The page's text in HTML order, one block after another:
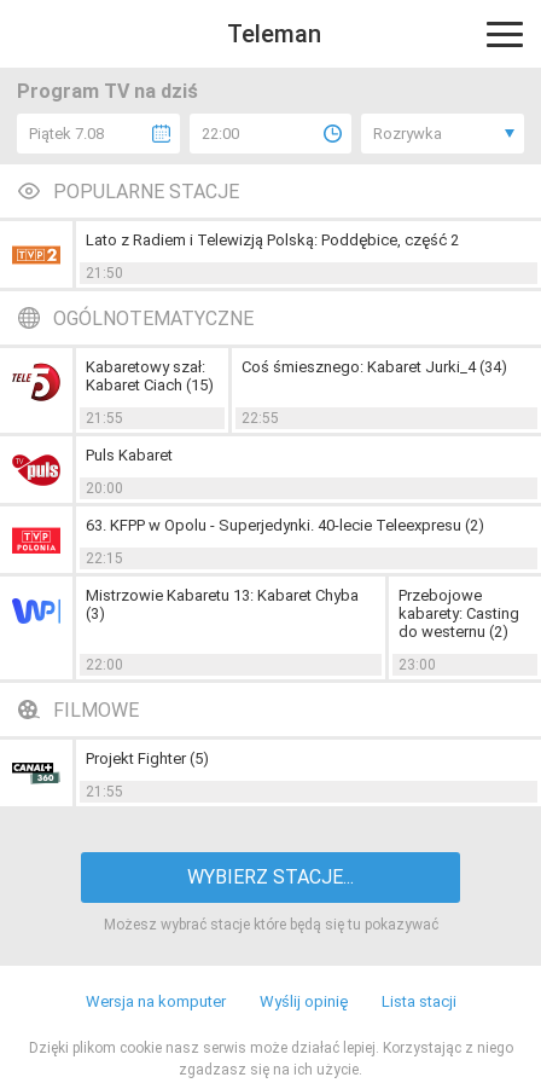
Teleman
Program TV na dziś
Piątek 7.08 22:00 Rozrywka
POPULARNE STACJE
Lato z Radiem i Telewizją Polską: Poddębice, część 2
21:50
OGÓLNOTEMATYCZNE
Kabaretowy szał:
Kabaret Ciach (15)
21:55
Coś śmiesznego: Kabaret Jurki_4 (34)
22:55
Puls Kabaret
20:00
63. KFPP w Opolu - Superjedynki. 40-lecie Teleexpresu (2)
22:15
Mistrzowie Kabaretu 13: Kabaret Chyba
(3)
22:00
Przebojowe
kabarety: Casting
do westernu (2)
23:00
FILMOWE
Projekt Fighter (5)
21:55
WYBIERZ STACJE...
Możesz wybrać stacje które będą się tu pokazywać
Wersja na komputer Wyślij opinię Lista stacji
Dzięki plikom cookie nasz serwis może działać lepiej. Korzystając z niego
zgadzasz się na ich użycie.